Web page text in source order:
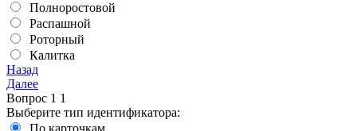
Полноростовой
Распашной
Роторный
Калитка
Назад
Далее
Вопрос 1 1
Выберите тип идентификатора: